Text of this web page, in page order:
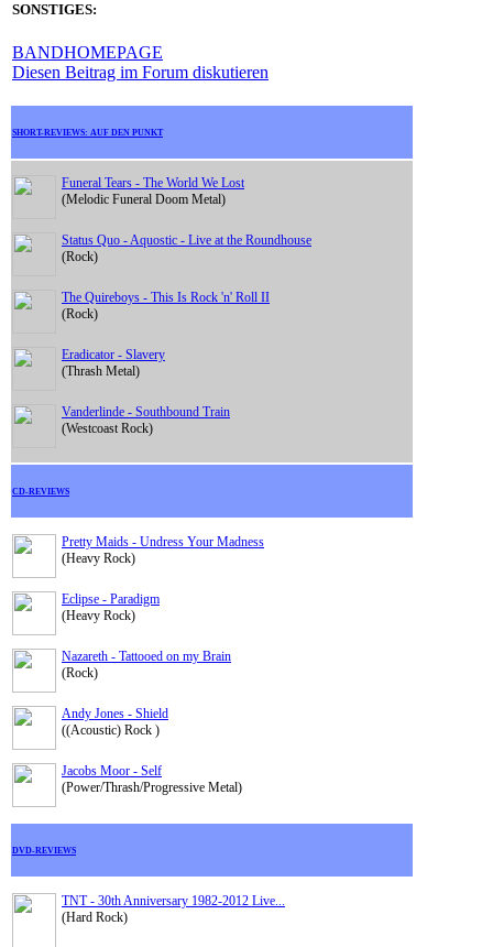
SONSTIGES:
BANDHOMEPAGE
Diesen Beitrag im Forum diskutieren
SHORT-REVIEWS: AUF DEN PUNKT
Funeral Tears - The World We Lost
(Melodic Funeral Doom Metal)
Status Quo - Aquostic - Live at the Roundhouse
(Rock)
The Quireboys - This Is Rock 'n' Roll II
(Rock)
Eradicator - Slavery
(Thrash Metal)
Vanderlinde - Southbound Train
(Westcoast Rock)
CD-REVIEWS
Pretty Maids - Undress Your Madness
(Heavy Rock)
Eclipse - Paradigm
(Heavy Rock)
Nazareth - Tattooed on my Brain
(Rock)
Andy Jones - Shield
((Acoustic) Rock )
Jacobs Moor - Self
(Power/Thrash/Progressive Metal)
DVD-REVIEWS
TNT - 30th Anniversary 1982-2012 Live...
(Hard Rock)